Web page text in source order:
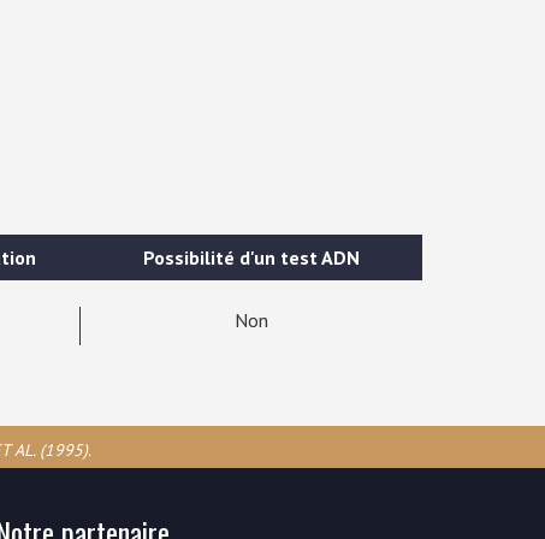
Possibilité d'un test ADN
Non
AL. (1995).